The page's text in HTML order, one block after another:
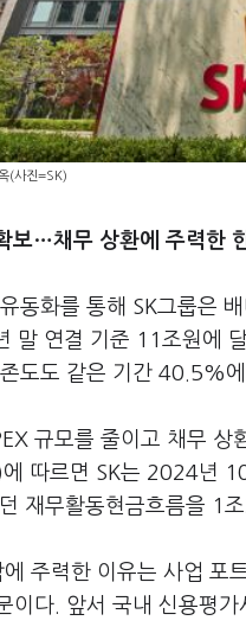
(사진=SK)
보…채무 상환에 주력한
동화를 통해 SK그룹은
말 연결 기준 11조원에
도도 같은 기간 40.5%
규모를 줄이고 채무
따르면 SK는 2024년
재무활동현금흐름을 1
주력한 이유는 사업 포
이다. 앞서 국내 신용평